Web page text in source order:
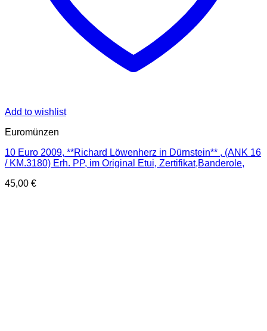
Add to wishlist
Euromünzen
10 Euro 2009, **Richard Löwenherz in Dürnstein** , (ANK 16
/ KM.3180) Erh. PP, im Original Etui, Zertifikat,Banderole,
45,00 €